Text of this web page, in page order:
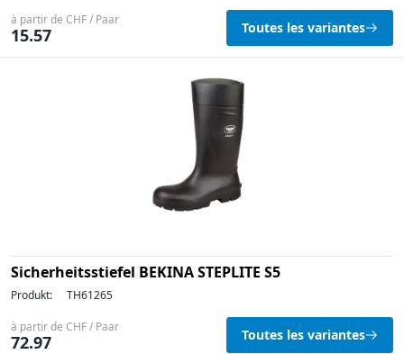
à partir de CHF / Paar
15.57 Toutes les variantes
Sicherheitsstiefel BEKINA STEPLITE S5
Produkt: TH61265
à partir de CHF / Paar
72.97 Toutes les variantes